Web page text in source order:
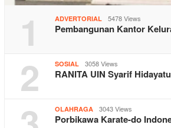
1 ADVERTORIAL 5478 Views
Pembangunan Kantor
2 SOSIAL 3058 Views
RANITA UIN Syarif
OLAHRAGA 3043 Views
Porbikawa Karate-do